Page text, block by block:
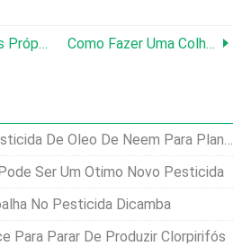
Como Cultivar Seus Próprios Tomates, Parte 6:Salvando Sementes Como Fazer Uma Colheita De Cobertura Neste Outono
De Óleo De Neem Para Plantas De Jardim
Ser Um Ótimo Novo Pesticida
No Pesticida Dicamba
Para Parar De Produzir Clorpirifós